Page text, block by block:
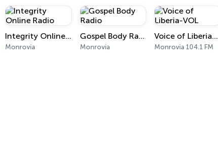
Integrity Online Radio
Monrovia
Gospel Body Radio
Monrovia
Voice of Liberia-VOL
Monrovia 104.1 FM